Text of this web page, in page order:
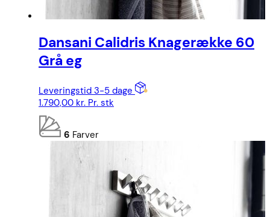
Dansani Calidris Knagerække 60
Grå eg
Leveringstid 3-5 dage
1.790,00 kr. Pr. stk
6 Farver